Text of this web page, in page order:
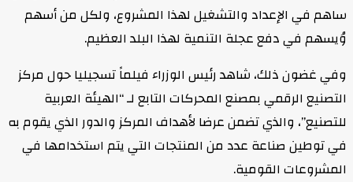
ساهم في الإعداد والتشغيل لهذا المشروع، ولكل من أسهم
وُيسهم في دفع عجلة التنمية لهذا البلد العظيم.
وفي غضون ذلك، شاهد رئيس الوزراء فيلماً تسجيليا حول مركز
التصنيع الرقمي بمصنع المحركات التابع لـ “الهيئة العربية
للتصنيع”، والذي تضمن عرضا لأهداف المركز والدور الذي يقوم به
في توطين صناعة عدد من المنتجات التي يتم استخدامها في
المشروعات القومية.